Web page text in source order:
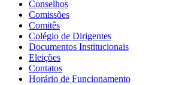
Conselhos
Comissões
Comitês
Colégio de Dirigentes
Documentos Institucionais
Eleições
Contatos
Horário de Funcionamento